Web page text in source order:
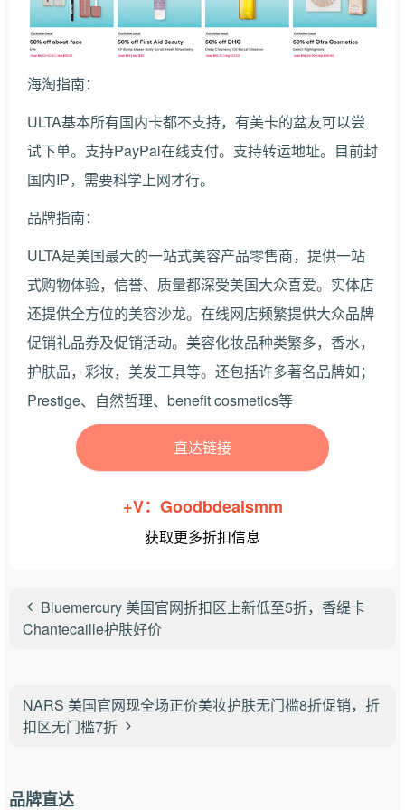
海淘指南：
ULTA基本所有国内卡都不支持，有美卡的盆友可以尝
试下单。支持PayPal在线支付。支持转运地址。目前封
国内IP，需要科学上网才行。
品牌指南：
ULTA是美国最大的一站式美容产品零售商，提供一站
式购物体验，信誉、质量都深受美国大众喜爱。实体店
还提供全方位的美容沙龙。在线网店频繁提供大众品牌
促销礼品券及促销活动。美容化妆品种类繁多，香水，
护肤品，彩妆，美发工具等。还包括许多著名品牌如；
Prestige、自然哲理、benefit cosmetics等
直达链接
+V：Goodbdealsmm
获取更多折扣信息
Bluemercury 美国官网折扣区上新低至5折，香缇卡
Chantecaille护肤好价
NARS 美国官网现全场正价美妆护肤无门槛8折促销，折
扣区无门槛7折
品牌直达